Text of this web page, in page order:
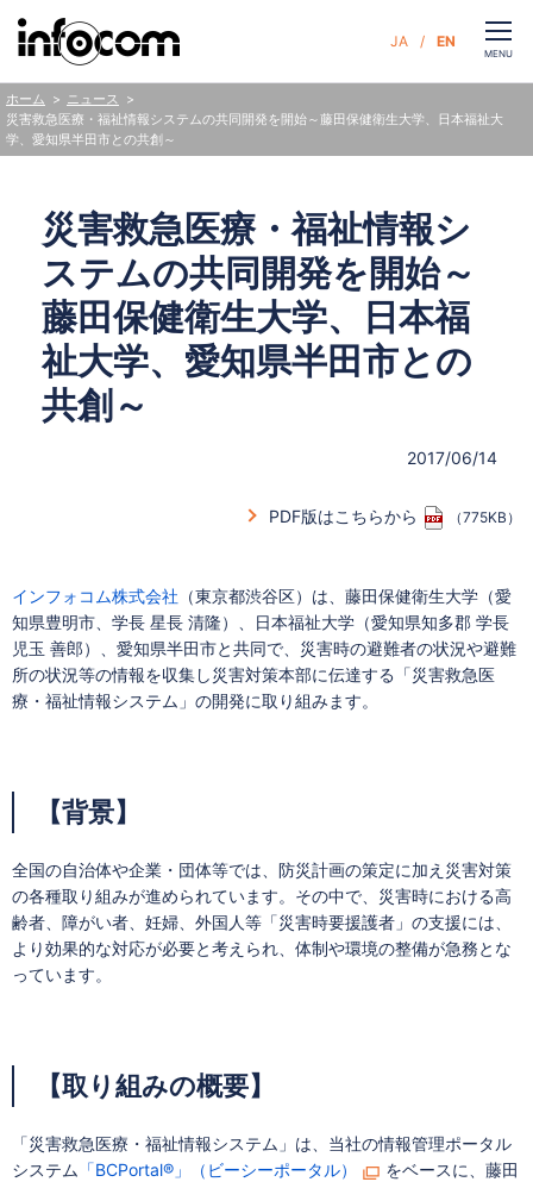
CLOSE
MENU
ニュース
災害救急医療・福祉情報システムの共同開発を開始～藤田保健衛生大学、日本福祉大
学、愛知県半田市との共創～
災害救急医療・福祉情報シ
ステムの共同開発を開始～
藤田保健衛生大学、日本福
祉大学、愛知県半田市との
共創～
2017/06/14
PDF版はこちらから （775KB）
インフォコム株式会社 （東京都渋谷区）は、藤田保健衛生大学（愛
知県豊明市、学長 星長 清隆）、日本福祉大学（愛知県知多郡 学長
児玉 善郎）、愛知県半田市と共同で、災害時の避難者の状況や避難
所の状況等の情報を収集し災害対策本部に伝達する「災害救急医
療・福祉情報システム」の開発に取り組みます。
【背景】
全国の自治体や企業・団体等では、防災計画の策定に加え災害対策
の各種取り組みが進められています。その中で、災害時における高
齢者、障がい者、妊婦、外国人等「災害時要援護者」の支援には、
より効果的な対応が必要と考えられ、体制や環境の整備が急務とな
っています。
【取り組みの概要】
「災害救急医療・福祉情報システム」は、当社の情報管理ポータル
システム 「BCPortal®」（ビーシーポータル）
をベースに、藤田
JA EN
ホーム
企業情報
サステナビリティ
ニュース
人財・採用